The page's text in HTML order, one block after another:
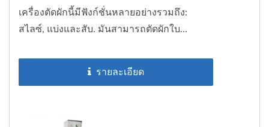
เครื่องตัดผักนี้มีฟังก์ชั่นหลายอย่างรวมถึง:
สไลซ์, แบ่งและสับ. มันสามารถตัดผักใบ...
รายละเอียด